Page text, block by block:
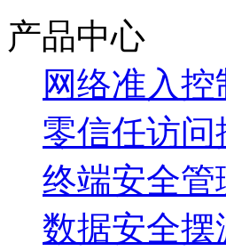
产品中心
网络准入控
零信任访问
终端安全管
数据安全摆